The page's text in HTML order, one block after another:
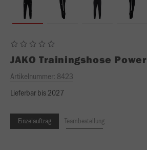
JAKO Trainingshose Power
Artikelnummer: 8423
Lieferbar bis 2027
Einzelauftrag Teambestellung